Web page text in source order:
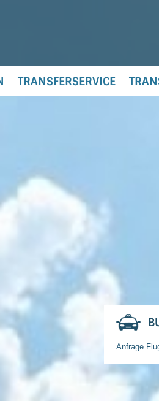
TRANSFERSERVICE
Anfrage